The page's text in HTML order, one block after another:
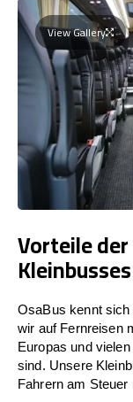
View Gallery
Vorteile
OsaBus kennt sich
wir auf Fernreisen
Europas und
sind. Unsere
Fahrern am